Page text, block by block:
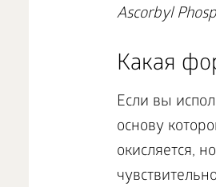
Ascorbyl
Какая
Если вы
основу
окисляется,